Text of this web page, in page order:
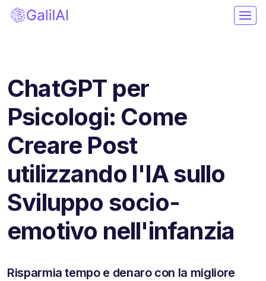
ChatGPT per
Psicologi: Come
Creare Post
utilizzando l'IA sullo
Sviluppo socio-
emotivo nell'infanzia
Risparmia tempo e denaro con la migliore